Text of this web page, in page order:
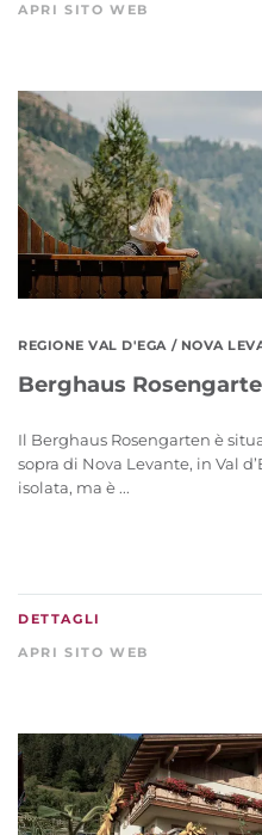
APRI SITO WEB
REGIONE VAL D'EGA / NOVA
Berghaus
Il Berghaus Rosengarten è
sopra di Nova Levante, in Val
isolata, ma è ...
DETTAGLI
APRI SITO WEB